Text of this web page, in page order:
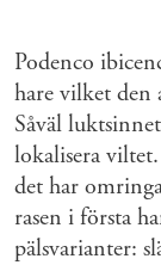
Podenco
hare vilket den
Såväl
lokalisera
det har
rasen i första
pälsvarianter: